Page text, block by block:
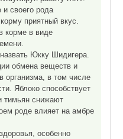
своего рода
приятный вкус.
корме в виде
Юкку Шидигера.
обмена веществ и
организма, в том числе
Яблоко способствует
тимьян снижают
роде влияет на амбре
особенно